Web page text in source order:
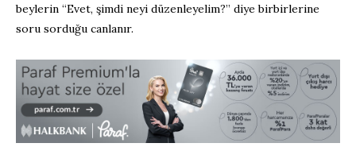
beylerin “Evet, şimdi neyi düzenleyelim?” diye birbirlerine
soru sorduğu canlanır.